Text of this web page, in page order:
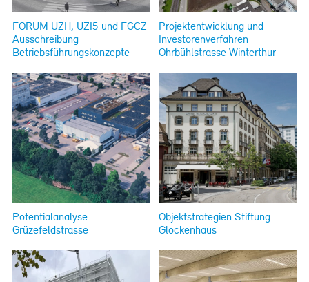
FORUM UZH, UZI5 und FGCZ
Ausschreibung
Betriebsführungskonzepte
Projektentwicklung und
Investorenverfahren
Ohrbühlstrasse Winterthur
Potentialanalyse
Grüzefeldstrasse
Objektstrategien Stiftung
Glockenhaus